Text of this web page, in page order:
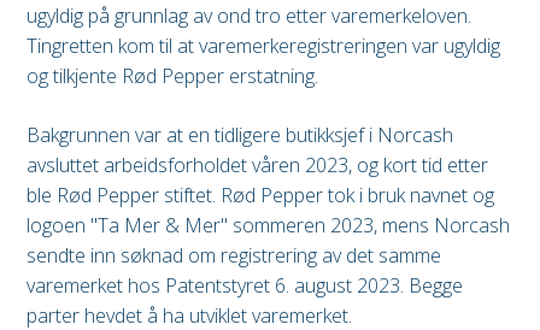
ugyldig på grunnlag av ond tro etter varemerkeloven.
Tingretten kom til at varemerkeregistreringen var ugyldig
og tilkjente Rød Pepper erstatning.
Bakgrunnen var at en tidligere butikksjef i Norcash
avsluttet arbeidsforholdet våren 2023, og kort tid etter
ble Rød Pepper stiftet. Rød Pepper tok i bruk navnet og
logoen "Ta Mer & Mer" sommeren 2023, mens Norcash
sendte inn søknad om registrering av det samme
varemerket hos Patentstyret 6. august 2023. Begge
parter hevdet å ha utviklet varemerket.